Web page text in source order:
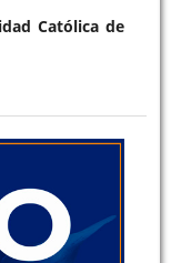
Católica de